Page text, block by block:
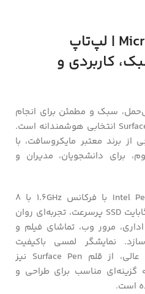
Microsoft Surface Go 1 | لپ‌تاپ
کاربردی و
سبک و مطمئن برای انجام
کارهای روزمره هستید، Surface Go 1 انتخابی هوشمندانه است.
هیبریدی ۱۰.۵ اینچی از برند معتبر مایکروسافت، با
برای دانشجویان، مدیران و
پردازنده Intel Pentium Gold 4415Y با فرکانس 1.6GHz با 8
گیگابایت حافظه رم و 128 گیگابایت SSD پرسرعت، تجربه‌ای روان
مرور وب، تماشای فیلم و
نمایشگر لمسی باکیفیت
PixelSense، علاوه بر وضوح عالی، از قلم Surface Pen نیز
گزینه‌ای مناسب برای طراحی و
است.